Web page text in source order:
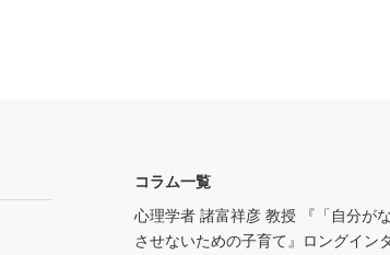
コラム一覧
心理学者 諸富祥彦 教授 『「自分が
させないための子育て』ロングイン